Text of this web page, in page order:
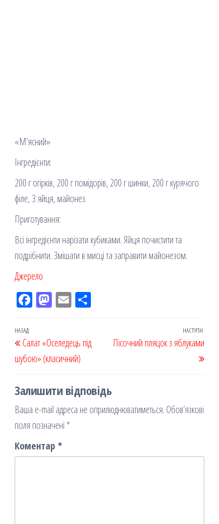
«М’ясний»
Інгредієнти:
200 г огірків, 200 г помідорів, 200 г шинки, 200 г курячого
філе, 3 яйця, майонез.
Приготування:
Всі інгредієнти нарізати кубиками. Яйця почистити та
подрібнити. Змішати в мисці та заправити майонезом.
Джерело
Fac
k
M
on
Em
ис
Навігація
записів
Попередній
запис
НАЗАД
Салат «Оселедець під
шубою» (класичний)
НАСТУПН.
Пісочний пляцок з яблуками
Залишити відповідь
Ваша e-mail адреса не оприлюднюватиметься. Обов’язкові
поля позначені *
Коментар *